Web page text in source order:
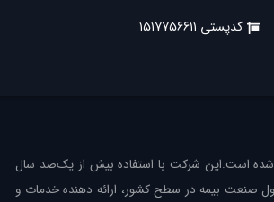
کدپستی ۱۵۱۷۷۵۶۶۱۱
در سال ۱۳۹۱‌ تاسیس شده است.این شرکت با استفاده بیش از یک‌صد سال
‌اول صنعت بیمه در سطح کشور، ارائه دهنده خدمات و